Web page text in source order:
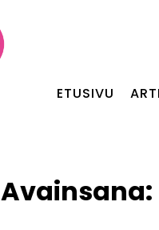
ETUSIVU
Avainsana: